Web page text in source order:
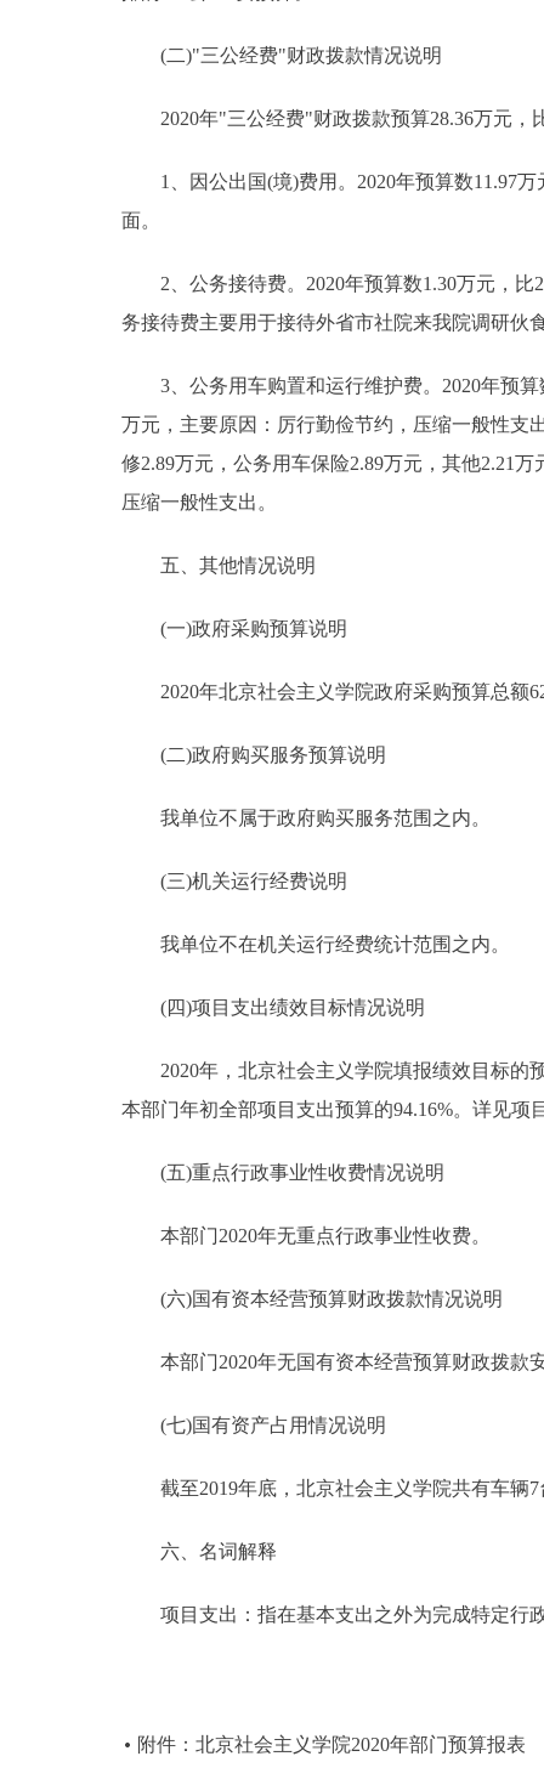
(二)"三公经费"财政拨款情况说明
2020年"三公经费"财政拨款预算28.36万元，
1、因公出国(境)费用。2020年预算数11.97万
面。
2、公务接待费。2020年预算数1.30万元，比
务接待费主要用于接待外省市社院来我院调研伙
3、公务用车购置和运行维护费。2020年预算
万元，主要原因：厉行勤俭节约，压缩一般性支
修2.89万元，公务用车保险2.89万元，其他2.21
压缩一般性支出。
五、其他情况说明
(一)政府采购预算说明
2020年北京社会主义学院政府采购预算总额
(二)政府购买服务预算说明
我单位不属于政府购买服务范围之内。
(三)机关运行经费说明
我单位不在机关运行经费统计范围之内。
(四)项目支出绩效目标情况说明
2020年，北京社会主义学院填报绩效目标的预
本部门年初全部项目支出预算的94.16%。详见项
(五)重点行政事业性收费情况说明
本部门2020年无重点行政事业性收费。
(六)国有资本经营预算财政拨款情况说明
本部门2020年无国有资本经营预算财政拨款
(七)国有资产占用情况说明
截至2019年底，北京社会主义学院共有车辆7
六、名词解释
项目支出：指在基本支出之外为完成特定行
附件：北京社会主义学院2020年部门预算报表